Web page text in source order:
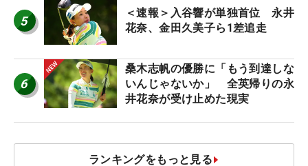
5
＜速報＞入谷響が単独首位 永井
花奈、金田久美子ら1差追走
6
桑木志帆の優勝に「もう到達しな
いんじゃないか」 全英帰りの永
井花奈が受け止めた現実
ランキングをもっと見る